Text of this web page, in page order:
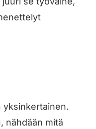
yksinkertainen.
nähdään mitä